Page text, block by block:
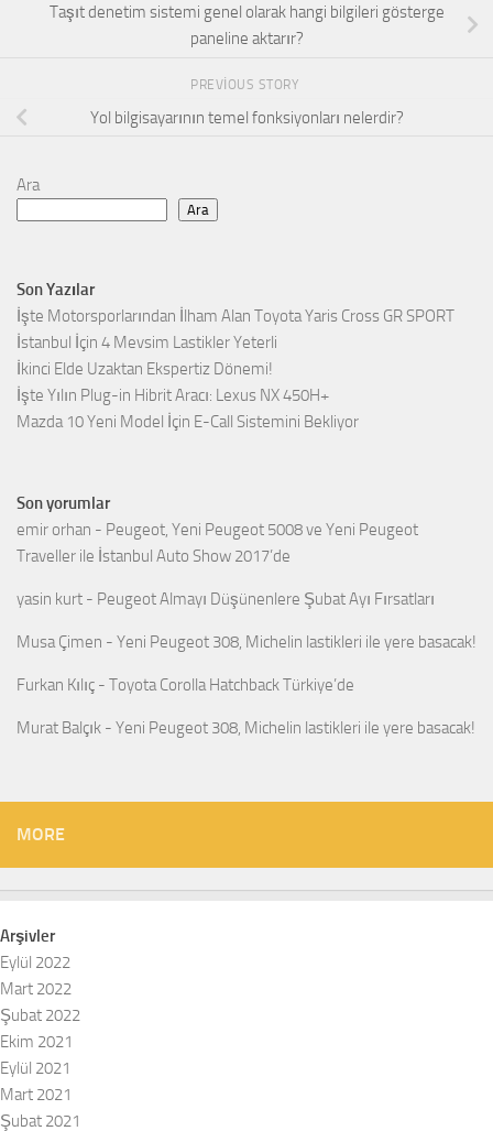
Taşıt denetim sistemi genel olarak hangi bilgileri gösterge
paneline aktarır?
PREVIOUS STORY
Yol bilgisayarının temel fonksiyonları nelerdir?
Ara
Ara
Son Yazılar
İşte Motorsporlarından İlham Alan Toyota Yaris Cross GR SPORT
İstanbul İçin 4 Mevsim Lastikler Yeterli
İkinci Elde Uzaktan Ekspertiz Dönemi!
İşte Yılın Plug-in Hibrit Aracı: Lexus NX 450H+
Mazda 10 Yeni Model İçin E-Call Sistemini Bekliyor
Son yorumlar
emir orhan - Peugeot, Yeni Peugeot 5008 ve Yeni Peugeot
Traveller ile İstanbul Auto Show 2017’de
yasin kurt - Peugeot Almayı Düşünenlere Şubat Ayı Fırsatları
Musa Çimen - Yeni Peugeot 308, Michelin lastikleri ile yere basacak!
Furkan Kılıç - Toyota Corolla Hatchback Türkiye’de
Murat Balçık - Yeni Peugeot 308, Michelin lastikleri ile yere basacak!
MORE
Arşivler
Eylül 2022
Mart 2022
Şubat 2022
Ekim 2021
Eylül 2021
Mart 2021
Şubat 2021